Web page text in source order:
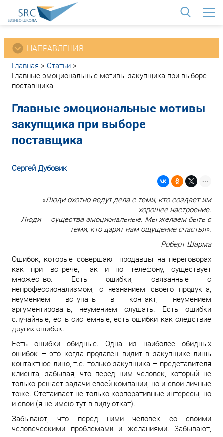
НАПРАВЛЕНИЯ
Главная > Статьи >
Главные эмоциональные мотивы закупщика при выборе
поставщика
Главные эмоциональные мотивы
закупщика при выборе
поставщика
Сергей Дубовик
«Люди охотно ведут дела с теми, кто создает им
хорошее настроение.
Люди — существа эмоциональные. Мы желаем быть с
теми, кто дарит нам ощущение счастья».
Роберт Шарма
Ошибок, которые совершают продавцы на переговорах
как при встрече, так и по телефону, существует
множество. Есть ошибки, связанные с
непрофессионализмом, с незнанием своего продукта,
неумением вступать в контакт, неумением
аргументировать, неумением слушать. Есть ошибки
случайные, есть системные, есть ошибки как следствие
других ошибок.
Есть ошибки обидные. Одна из наиболее обидных
ошибок – это когда продавец видит в закупщике лишь
контактное лицо, т.е. только закупщика – представителя
клиента, забывая, что перед ним человек, который не
только решает задачи своей компании, но и свои личные
тоже. Отстаивает не только корпоративные интересы, но
и свои (я не имею тут в виду откат).
Забывают, что перед ними человек со своими
человеческими проблемами и желаниями. Забывают,